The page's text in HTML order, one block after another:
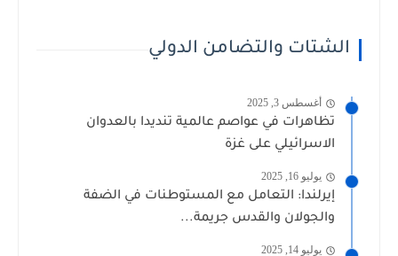
الشتات والتضامن الدولي
أغسطس 3, 2025
تظاهرات في عواصم عالمية تنديدا بالعدوان
الاسرائيلي على غزة
يوليو 16, 2025
إيرلندا: التعامل مع المستوطنات في الضفة
والجولان والقدس جريمة...
يوليو 14, 2025